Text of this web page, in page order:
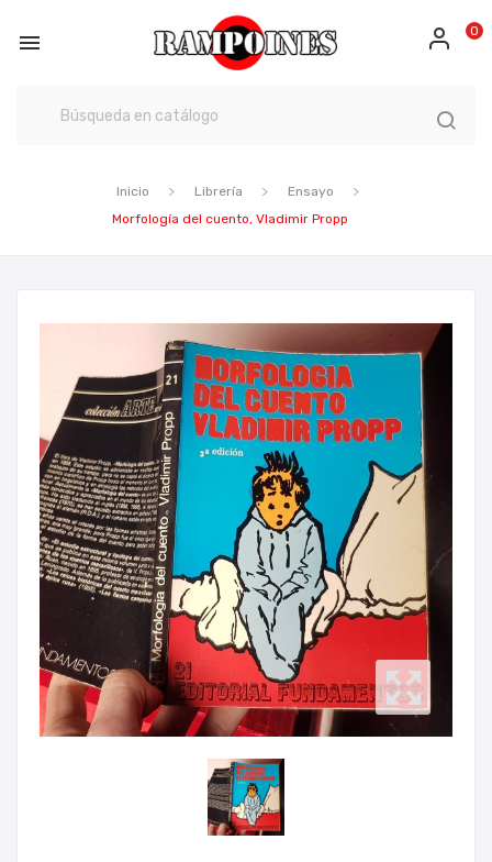
 0
Inicio Librería
Ensayo
Morfología del cuento, Vladimir Propp